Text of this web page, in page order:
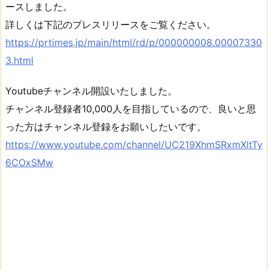
ースしました。
詳しくは下記のプレスリリースをご覧ください。
https://prtimes.jp/main/html/rd/p/000000008.00007330
3.html
Youtubeチャンネル開設いたしました。
チャンネル登録者10,000人を目指しているので、良いと思
った方はチャンネル登録をお願いしたいです。
https://www.youtube.com/channel/UC219XhmSRxmXltTy
6COxSMw